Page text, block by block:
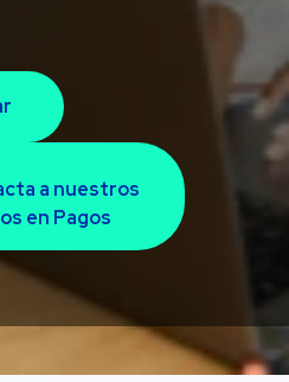
a nuestros
en Pagos